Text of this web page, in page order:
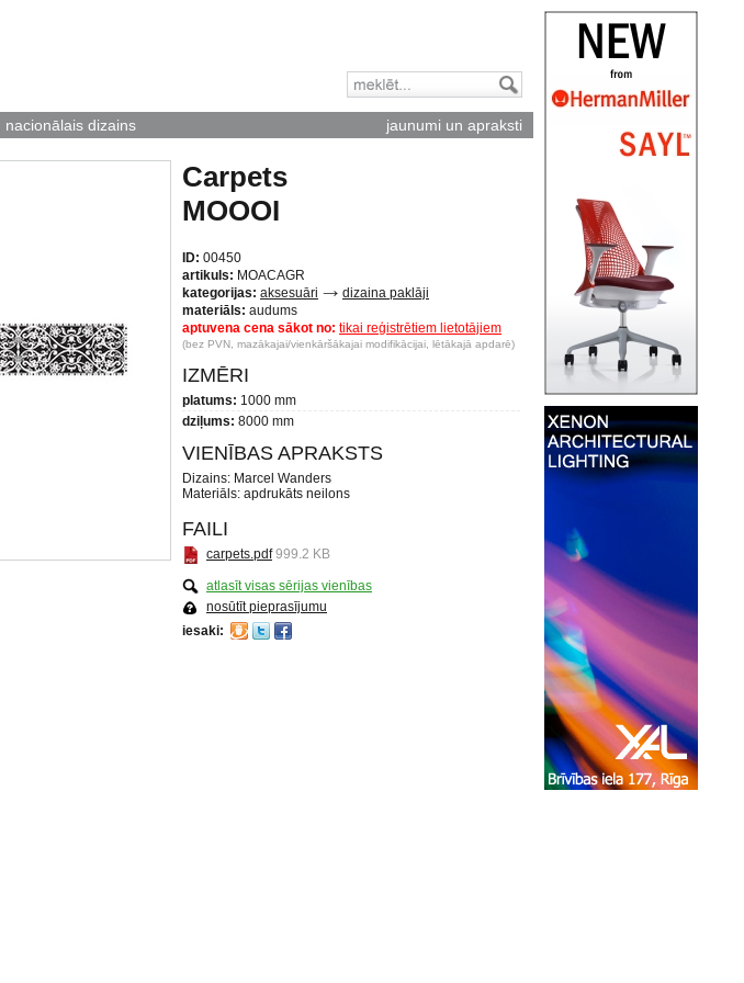
nacionālais dizains jaunumi un apraksti
Carpets
MOOOI
ID: 00450
artikuls: MOACAGR
kategorijas: aksesuāri
dizaina paklāji
materiāls: audums
aptuvena cena sākot no: tikai reģistrētiem lietotājiem
(bez PVN, mazākajai/vienkāršākajai modifikācijai, lētākajā apdarē)
IZMĒRI
platums: 1000 mm
dziļums: 8000 mm
VIENĪBAS APRAKSTS
Dizains: Marcel Wanders
Materiāls: apdrukāts neilons
FAILI
carpets.pdf 999.2 KB
atlasīt visas sērijas vienības
nosūtīt pieprasījumu
iesaki: